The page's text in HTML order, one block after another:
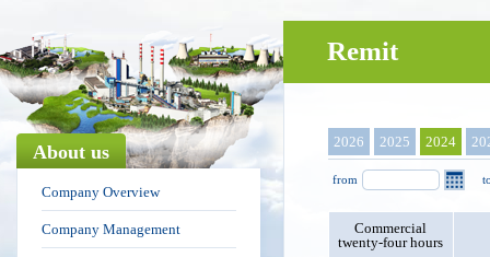
About us
Company Overview
Company Management
Remit
2026 2025 2024
from
Commercial
twenty-four hours